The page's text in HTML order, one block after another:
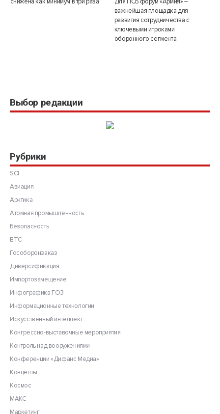
снижена как минимум в три раза
Для ПСБ форум «Армия» –
важнейшая площадка для
развития сотрудничества с
ключевыми игроками
оборонного сегмента
Выбор редакции
Рубрики
SCI.
Авиация
Арктика
Атомная промышленность
Безопасность
ВТС
Гособоронзаказ
Диверсификация
Импортозамещение
Инфографика ГОЗ
Информационные технологии
Искусственный интеллект
Конгрессно-выставочные мероприятия
Контроль над вооружениями
Конференции «Дифанс Медиа»
Концепты
Космос
МАКС
Маркетинг